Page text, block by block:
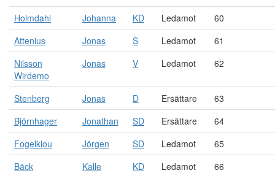
Holmdahl
Johanna KD Ledamot
60
Attenius
Jonas S Ledamot
61
Nilsson
Wirdemo
Jonas V Ledamot 62
Stenberg Jonas D Ersättare
63
Björnhager
Jonathan SD Ersättare
64
Fogelklou
Jörgen SD Ledamot
65
Bäck
Kalle KD Ledamot
66